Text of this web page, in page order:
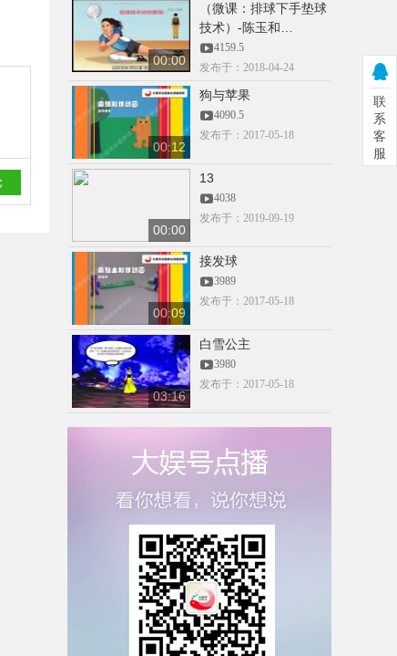
联
系
客
服
00:00
15959019495
3602
00:00
00:07
材-蓝色
00:07
材-蓝色
admin
3060
00:17
跳舞抠像素
材-绿色
18695607730
00:00
20190409_095300
15959019495
00:00
（微课：排球下手垫球
技术）-陈玉和…
4159.5
发布于：2018-04-24
00:12
狗与苹果
4090.5
发布于：2017-05-18
00:00
13
4038
发布于：2019-09-19
00:09
接发球
3989
发布于：2017-05-18
03:16
白雪公主
3980
发布于：2017-05-18